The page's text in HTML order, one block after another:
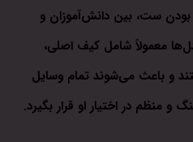
ست، بین دانش‌آموزان و
معمولاً شامل کیف اصلی،
و باعث می‌شوند تمام وسایل
و منظم در اختیار او قرار بگیرد.